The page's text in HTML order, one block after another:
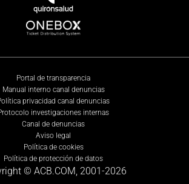
Portal de transparencia
Manual interno canal denuncias
privacidad canal denuncias
investigaciones internas
Canal de denuncias
Aviso legal
Política de cookies
Política de protección de datos
© ACB.COM, 2001-2026